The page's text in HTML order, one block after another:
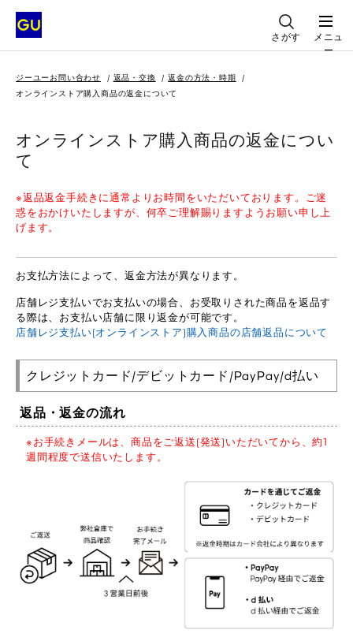
さがす
メニュ
ー
ジーユーお問い合わせ 返品・交換
返金の方法・時期
オンラインストア購入商品の返金について
オンラインストア購入商品の返金につい
て
※返品返金手続きに通常よりお時間をいただいております。ご迷
惑をおかけいたしますが、何卒ご理解賜りますようお願い申し上
げます。
お支払方法によって、返金方法が異なります。
店舗レジ支払いでお支払いの場合、お受取りされた商品を返品す
る際は、お支払い店舗に限り返金が可能です。
店舗レジ支払い(オンラインストア)購入商品の店舗返品について
クレジットカード/デビットカード/PayPay/d払い
返品・返金の流れ
※お手続きメールは、商品をご返送(発送)いただいてから、約1
週間程度で送信いたします。